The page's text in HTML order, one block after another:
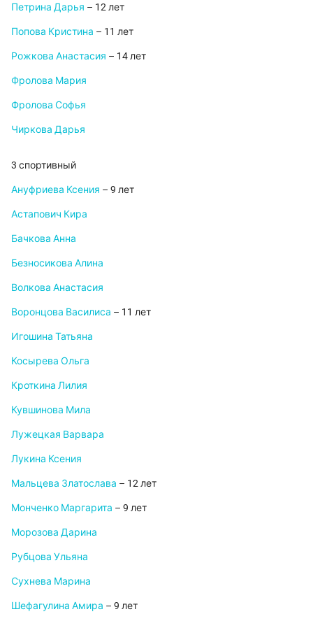
Петрина Дарья – 12 лет
Попова Кристина – 11 лет
Рожкова Анастасия – 14 лет
Фролова Мария
Фролова Софья
Чиркова Дарья
3 спортивный
Ануфриева Ксения – 9 лет
Астапович Кира
Бачкова Анна
Безносикова Алина
Волкова Анастасия
Воронцова Василиса – 11 лет
Игошина Татьяна
Косырева Ольга
Кроткина Лилия
Кувшинова Мила
Лужецкая Варвара
Лукина Ксения
Мальцева Златослава – 12 лет
Монченко Маргарита – 9 лет
Морозова Дарина
Рубцова Ульяна
Сухнева Марина
Шефагулина Амира – 9 лет